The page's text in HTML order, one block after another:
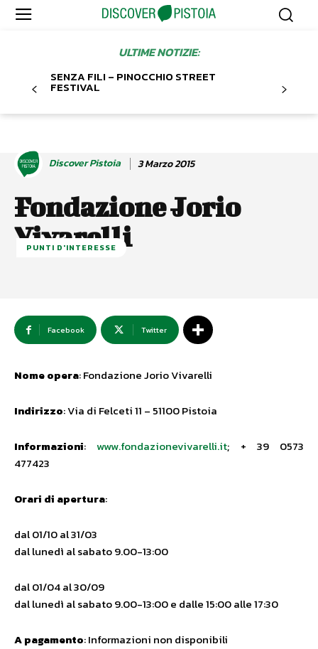
ULTIME NOTIZIE:
SENZA FILI – PINOCCHIO STREET
FESTIVAL
Discover Pistoia 3 Marzo 2015
Fondazione Jorio
Vivarelli
PUNTI D'INTERESSE
Facebook Twitter
Nome opera: Fondazione Jorio Vivarelli
Indirizzo: Via di Felceti 11 – 51100 Pistoia
Informazioni:www.fondazionevivarelli.it; + 39 0573
477423
Orari di apertura:
dal 01/10 al 31/03
dal lunedì al sabato 9.00-13:00
dal 01/04 al 30/09
dal lunedì al sabato 9.00-13:00 e dalle 15:00 alle 17:30
A pagamento: Informazioni non disponibili